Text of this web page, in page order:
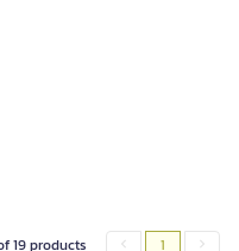
19 products 1